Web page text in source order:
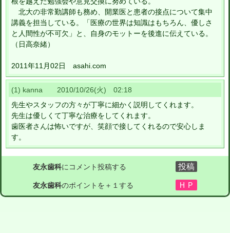
北大の非常勤講師も務め、開業医と患者の接点について集中
講義を担当している。「医療の世界は知識はもちろん、優しさ
と人間性が不可欠」と、自身のモットーを後進に伝えている。
（日高奈緒）
2011年11月02日 asahi.com
(1) kanna 2010/10/26(火) 02:18
先生やスタッフの方々が丁寧に細かく説明してくれます。
先生は優しくて丁寧な治療をしてくれます。
歯医者さんは怖いですが、笑顔で接してくれるので安心しま
す。
友永歯科にコメント投稿する
友永歯科のポイントを＋１する